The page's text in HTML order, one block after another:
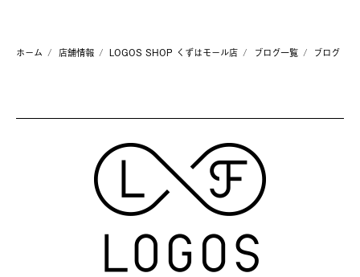
ホーム 店舗情報 LOGOS SHOP くずはモール店 ブログ一覧 ブログ